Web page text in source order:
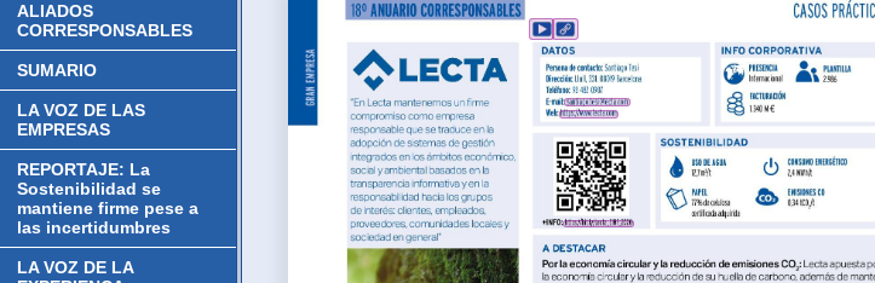
ALIADOS
CORRESPONSABLES
SUMARIO
LA VOZ DE LAS
EMPRESAS
REPORTAJE: La
Sostenibilidad se
mantiene firme pese a
las incertidumbres
LA VOZ DE LA